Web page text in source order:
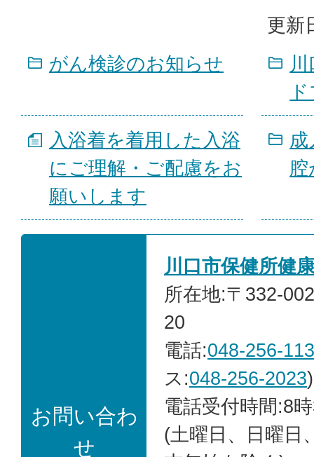
更新
がん検診のお知らせ
入浴着を着用した入浴
にご理解・ご配慮をお
願いします
成
腔
お問い合わ
せ
川口市保健所健
所在地:〒332-
20
電話:048-256-
ス:048-256-2023)
電話受付時間:8
(土曜日、日曜日